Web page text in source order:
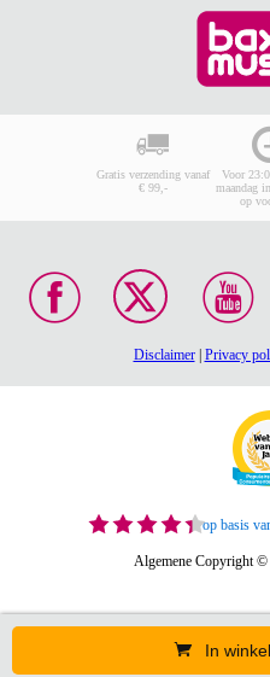
In
Gratis verzending vanaf
€ 99,-
Voor
maandag
op
Disclaimer| Privacy
op basis
Algemene Copyright